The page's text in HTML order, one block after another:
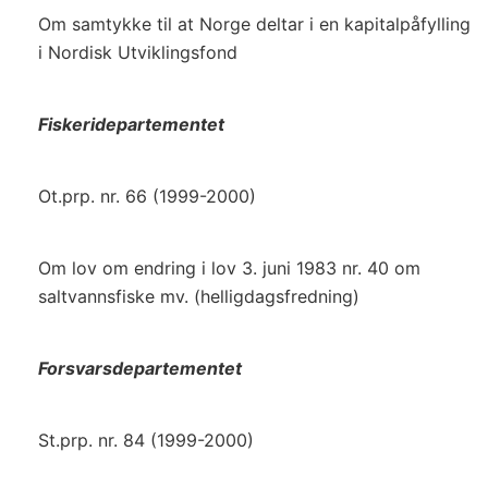
Om samtykke til at Norge deltar i en kapitalpåfylling
i Nordisk Utviklingsfond
Fiskeridepartementet
Ot.prp. nr. 66 (1999-2000)
Om lov om endring i lov 3. juni 1983 nr. 40 om
saltvannsfiske mv. (helligdagsfredning)
Forsvarsdepartementet
St.prp. nr. 84 (1999-2000)